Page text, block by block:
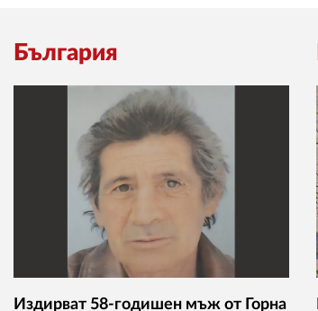
България
Издирват 58-годишен мъж от Горна